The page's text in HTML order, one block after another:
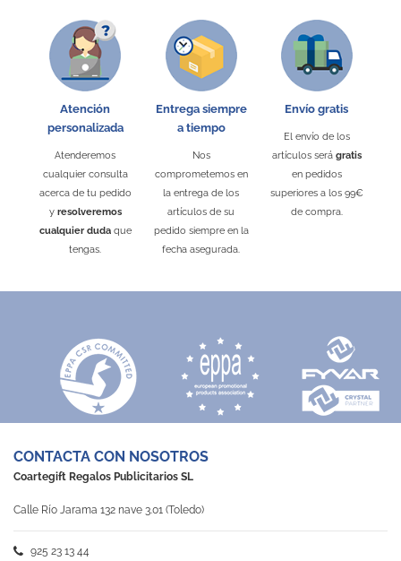
Atención
personalizada
Atenderemos
cualquier consulta
acerca de tu pedido
y resolveremos
cualquier dudaque
tengas.
Entrega siempre
a tiempo
Nos
comprometemos en
la entrega de los
artículos de su
pedido siempre en la
fecha asegurada.
Envío gratis
El envío de los
artículos será gratis
en pedidos
superiores a los 99€
de compra.
CONTACTA CON NOSOTROS
Coartegift Regalos Publicitarios SL
Calle Río Jarama 132 nave 3.01 (Toledo)
925 23 13 44